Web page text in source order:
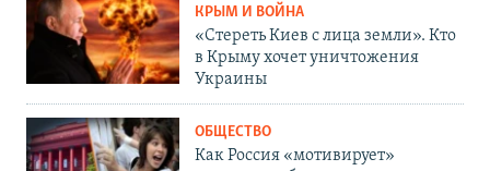
КРЫМ И ВОЙНА
«Стереть Киев с лица земли». Кто
в Крыму хочет уничтожения
Украины
ОБЩЕСТВО
Как Россия «мотивирует»